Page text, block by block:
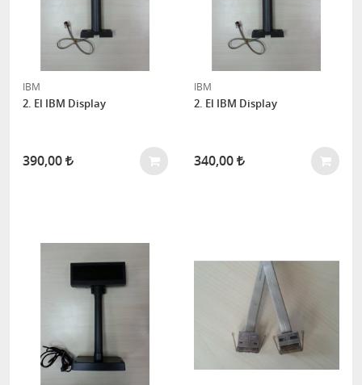
IBM
2. El IBM Display
390,00
IBM
2. El IBM Display
340,00